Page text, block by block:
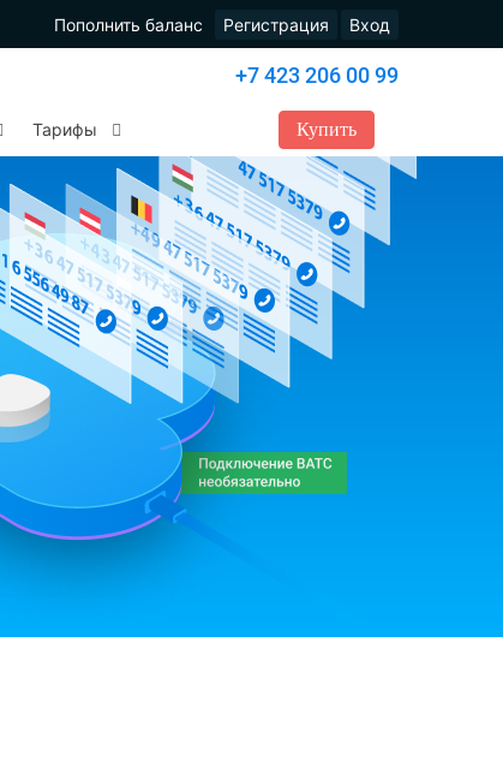
Пополнить баланс Регистрация Вход
+7 423 206 00 99
Тарифы Купить